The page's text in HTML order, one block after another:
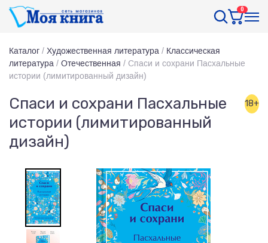
0
Каталог / Художественная литература / Классическая
литература / Отечественная / Спаси и сохрани Пасхальные
истории (лимитированный дизайн)
Спаси и сохрани Пасхальные
истории (лимитированный
дизайн)
18+